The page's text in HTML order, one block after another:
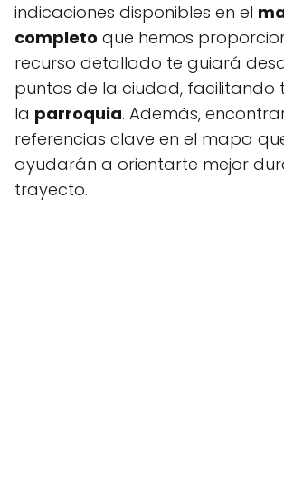
indicaciones disponibles en el
completo que hemos
recurso detallado te guiará
puntos de la ciudad, facilitando
la parroquia. Además,
referencias clave en el mapa
ayudarán a orientarte mejor
trayecto.